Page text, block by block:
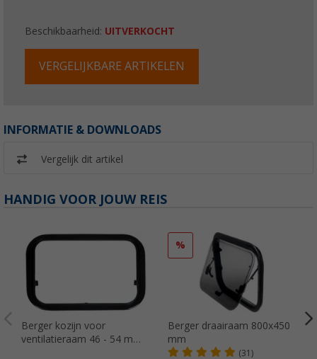
Beschikbaarheid: UITVERKOCHT
VERGELIJKBARE ARTIKELEN
INFORMATIE & DOWNLOADS
Vergelijk dit artikel
HANDIG VOOR JOUW REIS
Berger kozijn voor
ventilatieraam 46 - 54 mm
%
Berger draairaam 800x450
mm
(31)